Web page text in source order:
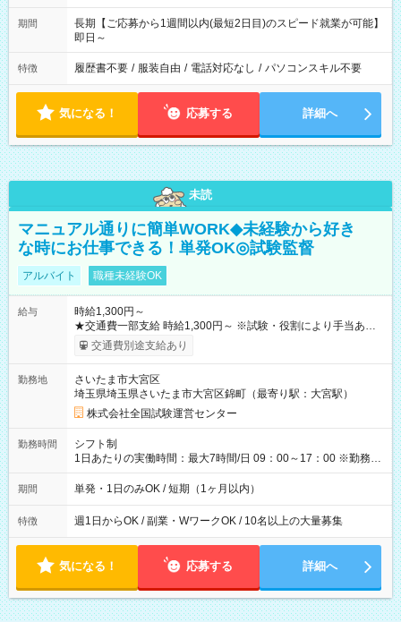
期間
長期【ご応募から1週間以内(最短2日目)のスピード就業が可能】
即日～
特徴 履歴書不要 / 服装自由 / 電話対応なし / パソコンスキル不要
気になる！ 応募する 詳細へ
未読
マニュアル通りに簡単WORK◆未経験から好き
な時にお仕事できる！単発OK◎試験監督
アルバイト 職種未経験OK
給与
時給1,300円～
★交通費一部支給 時給1,300円～ ※試験・役割により手当あり
※勤務回数により昇給あり 【即給（前払い）オプションあ
り！】 希望される場合、勤務から1週間ほどで給与の一部を受け
例】 ・河合塾模擬試験 8:30～17:30（休憩1時間） 時給1,300円
×8時間＝日収10,400円＋交通費 ※当日の役割により時給＋100
円の場合あり ・国家試験 7:00～13:30（休憩なし） 時給1,300
円（役割手当＋100円）×6時間＝日収8,400円＋交通費 【試用期
間】試用期間なし
交通費別途支給あり
勤務地
さいたま市大宮区
埼玉県埼玉県さいたま市大宮区錦町（最寄り駅：大宮駅）
株式会社全国試験運営センター
勤務時間
シフト制
1日あたりの実働時間：最大7時間/日 09：00～17：00 ※勤務時
間は 試験により異なります。
期間 単発・1日のみOK / 短期（1ヶ月以内）
特徴 週1日からOK / 副業・WワークOK / 10名以上の大量募集
気になる！ 応募する 詳細へ